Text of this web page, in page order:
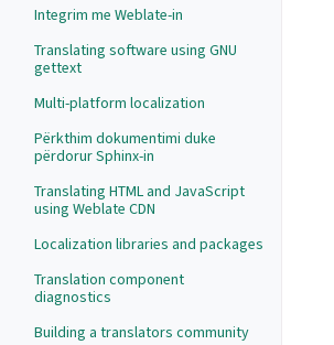
Integrim me Weblate-in
Translating software using GNU
gettext
Multi-platform localization
Përkthim dokumentimi duke
përdorur Sphinx-in
Translating HTML and JavaScript
using Weblate CDN
Localization libraries and packages
Translation component
diagnostics
Building a translators community